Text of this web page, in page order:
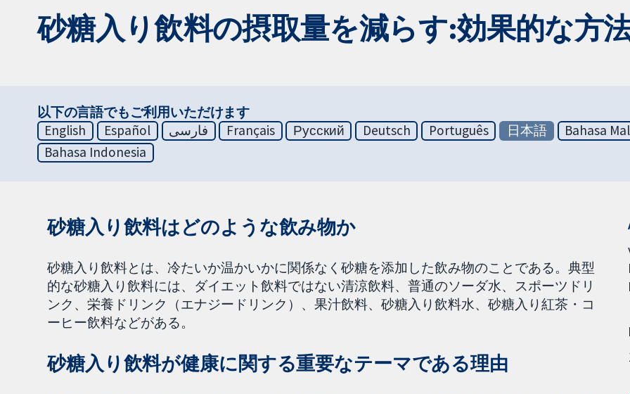
砂糖入り飲料の摂取量を減らす:効果的な方
以下の言語でもご利用いただけます
English
Español فارسی Français Русский Deutsch Português 日本語
Bahasa
Bahasa Indonesia
砂糖入り飲料はどのような飲み物か
砂糖入り飲料とは、冷たいか温かいかに関係なく砂糖を添加した飲み物のことである。典型
的な砂糖入り飲料には、ダイエット飲料ではない清涼飲料、普通のソーダ水、スポーツドリ
ンク、栄養ドリンク（エナジードリンク）、果汁飲料、砂糖入り飲料水、砂糖入り紅茶・コ
ーヒー飲料などがある。
砂糖入り飲料が健康に関する重要なテーマである理由